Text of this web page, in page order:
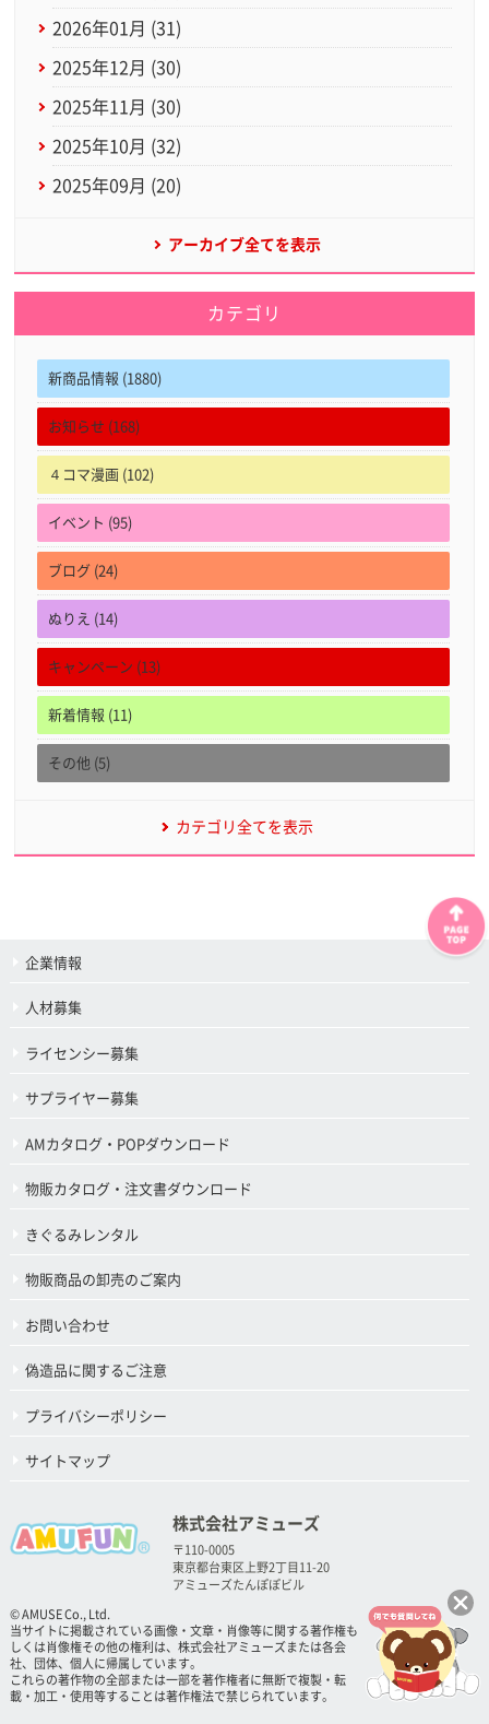
2026年01月 (31)
2025年12月 (30)
2025年11月 (30)
2025年10月 (32)
2025年09月 (20)
アーカイブ全てを表示
カテゴリ
新商品情報 (1880)
お知らせ (168)
４コマ漫画 (102)
イベント (95)
ブログ (24)
ぬりえ (14)
キャンペーン (13)
新着情報 (11)
その他 (5)
カテゴリ全てを表示
企業情報
人材募集
ライセンシー募集
サプライヤー募集
AMカタログ・POPダウンロード
物販カタログ・注文書ダウンロード
きぐるみレンタル
物販商品の卸売のご案内
お問い合わせ
偽造品に関するご注意
プライバシーポリシー
サイトマップ
株式会社アミューズ
〒110-0005
東京都台東区上野2丁目11-20
アミューズたんぽぽビル
© AMUSE Co., Ltd.
当サイトに掲載されている画像・文章・肖像等に関する著作権も
しくは肖像権その他の権利は、株式会社アミューズまたは各会
社、団体、個人に帰属しています。
これらの著作物の全部または一部を著作権者に無断で複製・転
載・加工・使用等することは著作権法で禁じられています。